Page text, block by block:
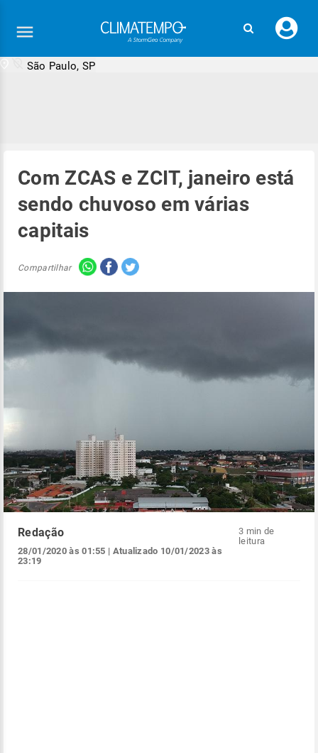
seu
São Paulo, SP
Com ZCAS e ZCIT, janeiro está
sendo chuvoso em várias
capitais
Compartilhar
Redação
28/01/2020 às 01:55 | Atualizado 10/01/2023 às
23:19
3 min de
leitura